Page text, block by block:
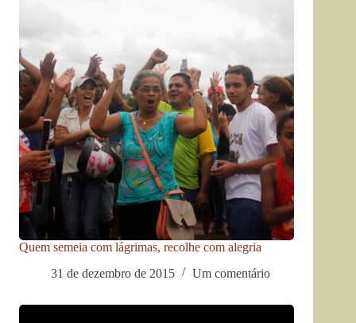
Quem semeia com lágrimas, recolhe com alegria
31 de dezembro de 2015
Um comentário